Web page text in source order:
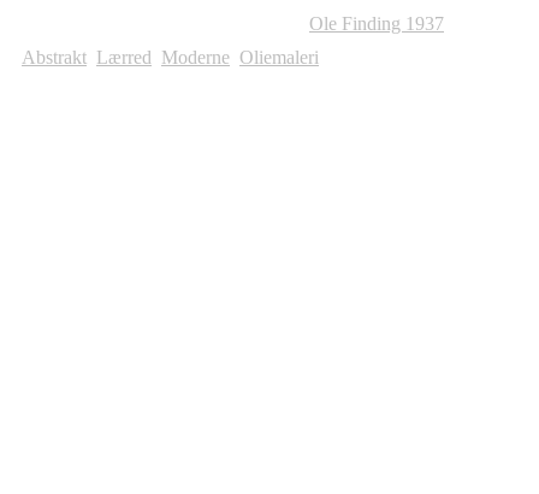
Ole Finding 1937
Abstrakt Lærred Moderne Oliemaleri